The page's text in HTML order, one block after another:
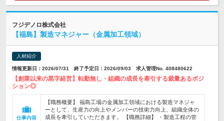
フジデノロ株式会社
【福島】製造マネジャー（金属加工領域）
人材紹介
情報更新日：2026/07/31 終了予定日：2026/09/03 求人管理No. 408480622
【創業以来の黒字経営】転勤無し・組織の成長を牽引する裁量あるポジ
ション◎
仕事内容
【職務概要】 福島工場の金属加工領域における製造マネジャ
ーとして、生産力の向上やメンバーの技術力向上、組織全体の
成長を牽引していただきます。 【職務詳細】 ・製造工程の管